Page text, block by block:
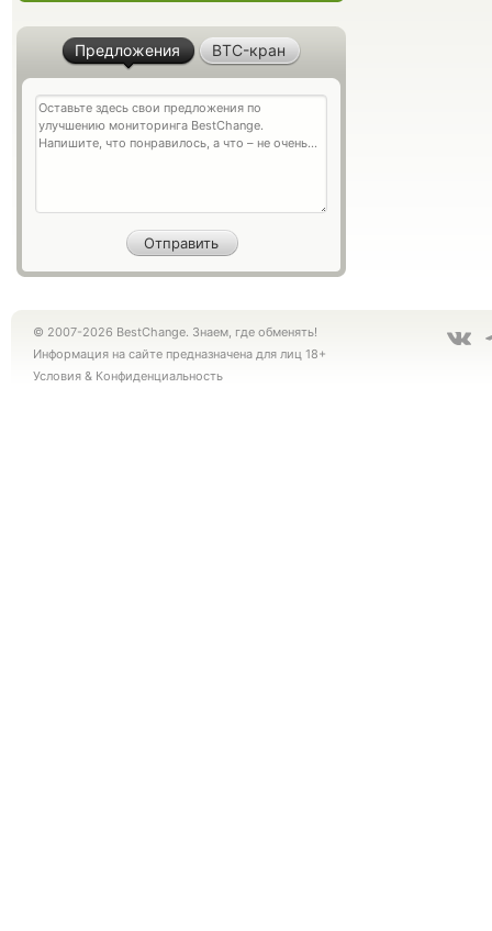
Предложения BTC-кран
© 2007-2026 BestChange. Знаем, где обменять!
Информация на сайте предназначена для лиц 18+
Условия & Конфиденциальность